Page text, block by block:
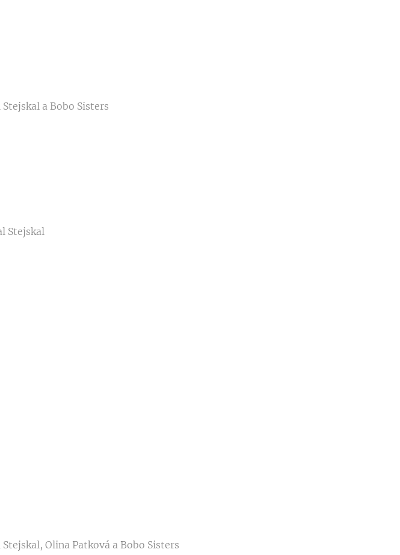
a Bobo Sisters
Stejskal
Olina Patková a Bobo Sisters